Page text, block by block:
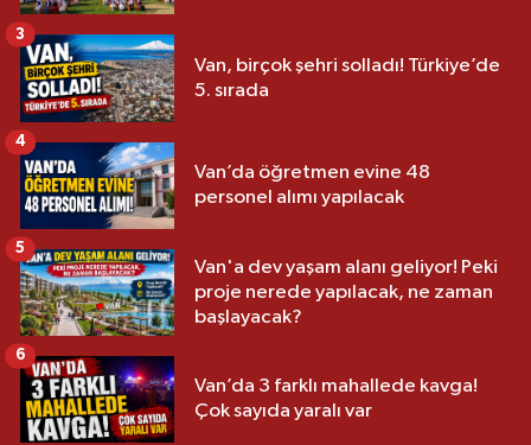
Van, birçok şehri solladı! Türkiye’de
5. sırada
3
Van’da öğretmen evine 48
personel alımı yapılacak
4
Van'a dev yaşam alanı geliyor! Peki
proje nerede yapılacak, ne zaman
başlayacak?
5
Van’da 3 farklı mahallede kavga!
Çok sayıda yaralı var
6